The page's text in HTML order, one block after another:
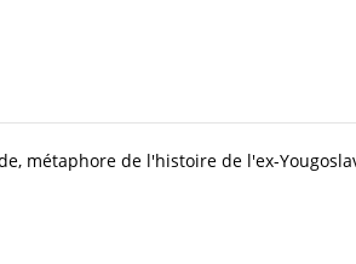
métaphore de l'histoire de l'ex-